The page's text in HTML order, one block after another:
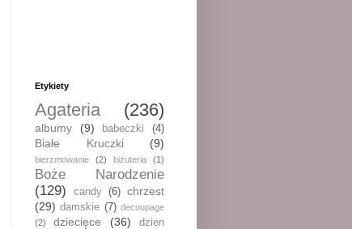
Etykiety
Agateria (236)
albumy (9) babeczki (4)
Białe Kruczki (9)
bierzmowanie (2) biżuteria (1)
Boże Narodzenie
(129)
candy (6) chrzest
(29) damskie (7) decoupage
(2)
dziecięce (36)
dzien